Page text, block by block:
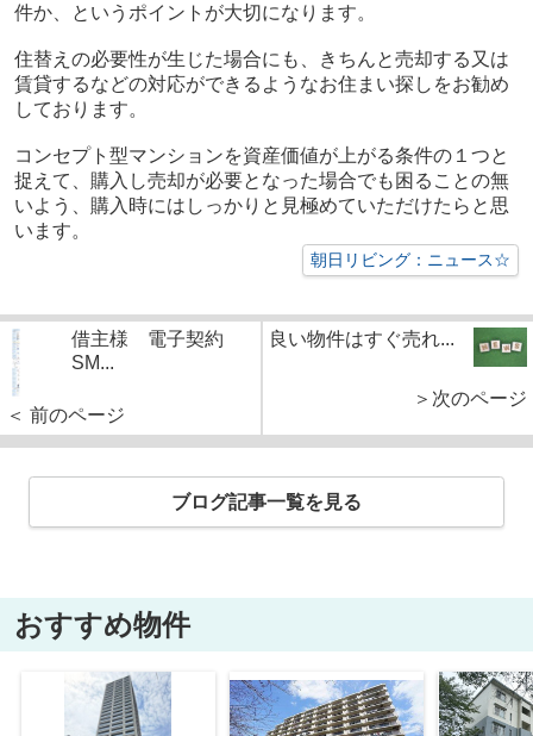
件か、というポイントが大切になります。
住替えの必要性が生じた場合にも、きちんと売却する又は
賃貸するなどの対応ができるようなお住まい探しをお勧め
しております。
コンセプト型マンションを資産価値が上がる条件の１つと
捉えて、購入し売却が必要となった場合でも困ることの無
いよう、購入時にはしっかりと見極めていただけたらと思
います。
朝日リビング：ニュース☆
借主様 電子契約
SM...
＜ 前のページ
良い物件はすぐ売れ...
＞次のページ
ブログ記事一覧を見る
おすすめ物件